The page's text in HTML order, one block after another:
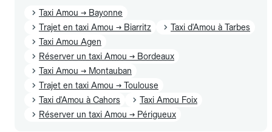
Taxi Amou → Bayonne
Trajet en taxi Amou → Biarritz
Taxi d'Amou à Tarbes
Taxi Amou Agen
Réserver un taxi Amou → Bordeaux
Taxi Amou → Montauban
Trajet en taxi Amou → Toulouse
Taxi d'Amou à Cahors
Taxi Amou Foix
Réserver un taxi Amou → Périgueux